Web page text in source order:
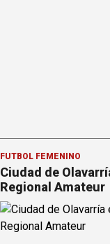
FÚTBOL FEMENINO
Ciudad de
Regional Amateur